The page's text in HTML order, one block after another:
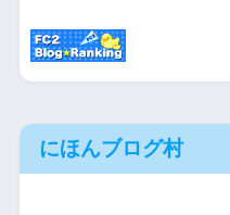
にほんブログ村